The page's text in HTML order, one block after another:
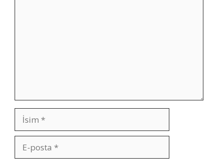
İsim
posta